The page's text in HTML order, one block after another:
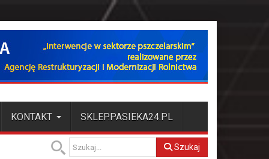
KONTAKT SKLEP.PASIEKA24.PL
Szukaj